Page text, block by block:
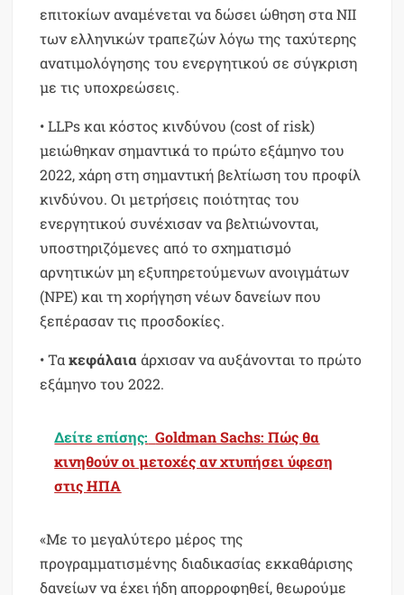
επιτοκίων αναμένεται να δώσει ώθηση στα NII
των ελληνικών τραπεζών λόγω της ταχύτερης
ανατιμολόγησης του ενεργητικού σε σύγκριση
με τις υποχρεώσεις.
• LLPs και κόστος κινδύνου (cost of risk)
μειώθηκαν σημαντικά το πρώτο εξάμηνο του
2022, χάρη στη σημαντική βελτίωση του προφίλ
κινδύνου. Οι μετρήσεις ποιότητας του
ενεργητικού συνέχισαν να βελτιώνονται,
υποστηριζόμενες από το σχηματισμό
αρνητικών μη εξυπηρετούμενων ανοιγμάτων
(NPE) και τη χορήγηση νέων δανείων που
ξεπέρασαν τις προσδοκίες.
• Τακεφάλαια άρχισαν να αυξάνονται το πρώτο
εξάμηνο του 2022.
Δείτε επίσης: Goldman Sachs: Πώς θα
κινηθούν οι μετοχές αν χτυπήσει ύφεση
στις ΗΠΑ
«Με το μεγαλύτερο μέρος της
προγραμματισμένης διαδικασίας εκκαθάρισης
δανείων να έχει ήδη απορροφηθεί, θεωρούμε